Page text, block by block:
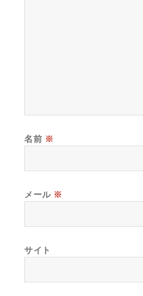
名前 ※
メール ※
サイト